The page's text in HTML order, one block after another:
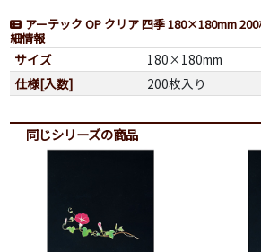
アーテック OP クリア 四季 180×180mm
細情報
サイズ
180×180mm
仕様[入数]
200枚入り
同じシリーズの商品